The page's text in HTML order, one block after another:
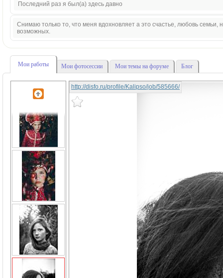
Последний раз я был(а) здесь давно
Снимаю только то, что меня вдохновляет а это счастье, любовь
возможных.
Мои работы Мои фотосессии Мои темы на форуме Блог
http://disfo.ru/profile/Kalipso/job/585666/